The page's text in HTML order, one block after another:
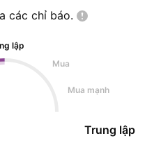
các chỉ báo.
lập
Mua
Mua mạnh
Trung lập